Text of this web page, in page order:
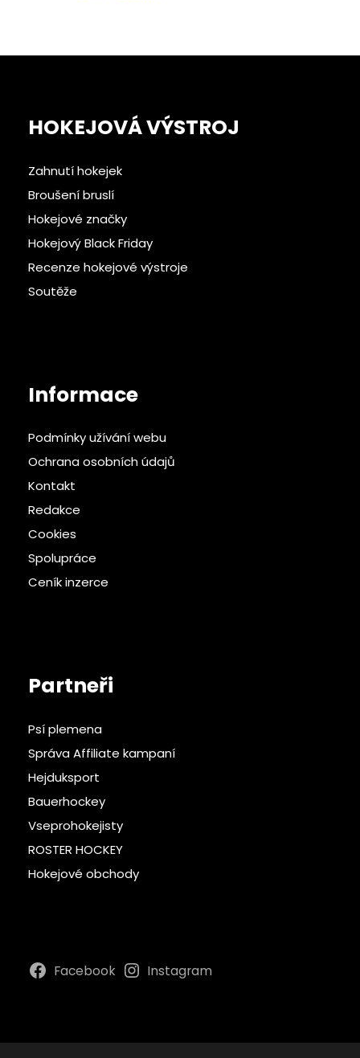
HOKEJOVÁ VÝSTROJ
Zahnutí hokejek
Broušení bruslí
Hokejové značky
Hokejový Black Friday
Recenze hokejové výstroje
Soutěže
Informace
Podmínky užívání webu
Ochrana osobních údajů
Kontakt
Redakce
Cookies
Spolupráce
Ceník inzerce
Partneři
Psí plemena
Správa Affiliate kampaní
Hejduksport
Bauerhockey
Vseprohokejisty
ROSTER HOCKEY
Hokejové obchody
Facebook Instagram